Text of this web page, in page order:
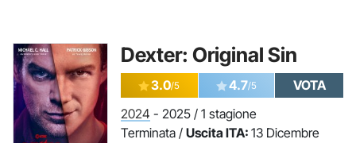
Dexter: Original Sin
3.0/5 4.7/5
VOTA
2024 - 2025 / 1 stagione
Terminata / Uscita ITA: 13 Dicembre